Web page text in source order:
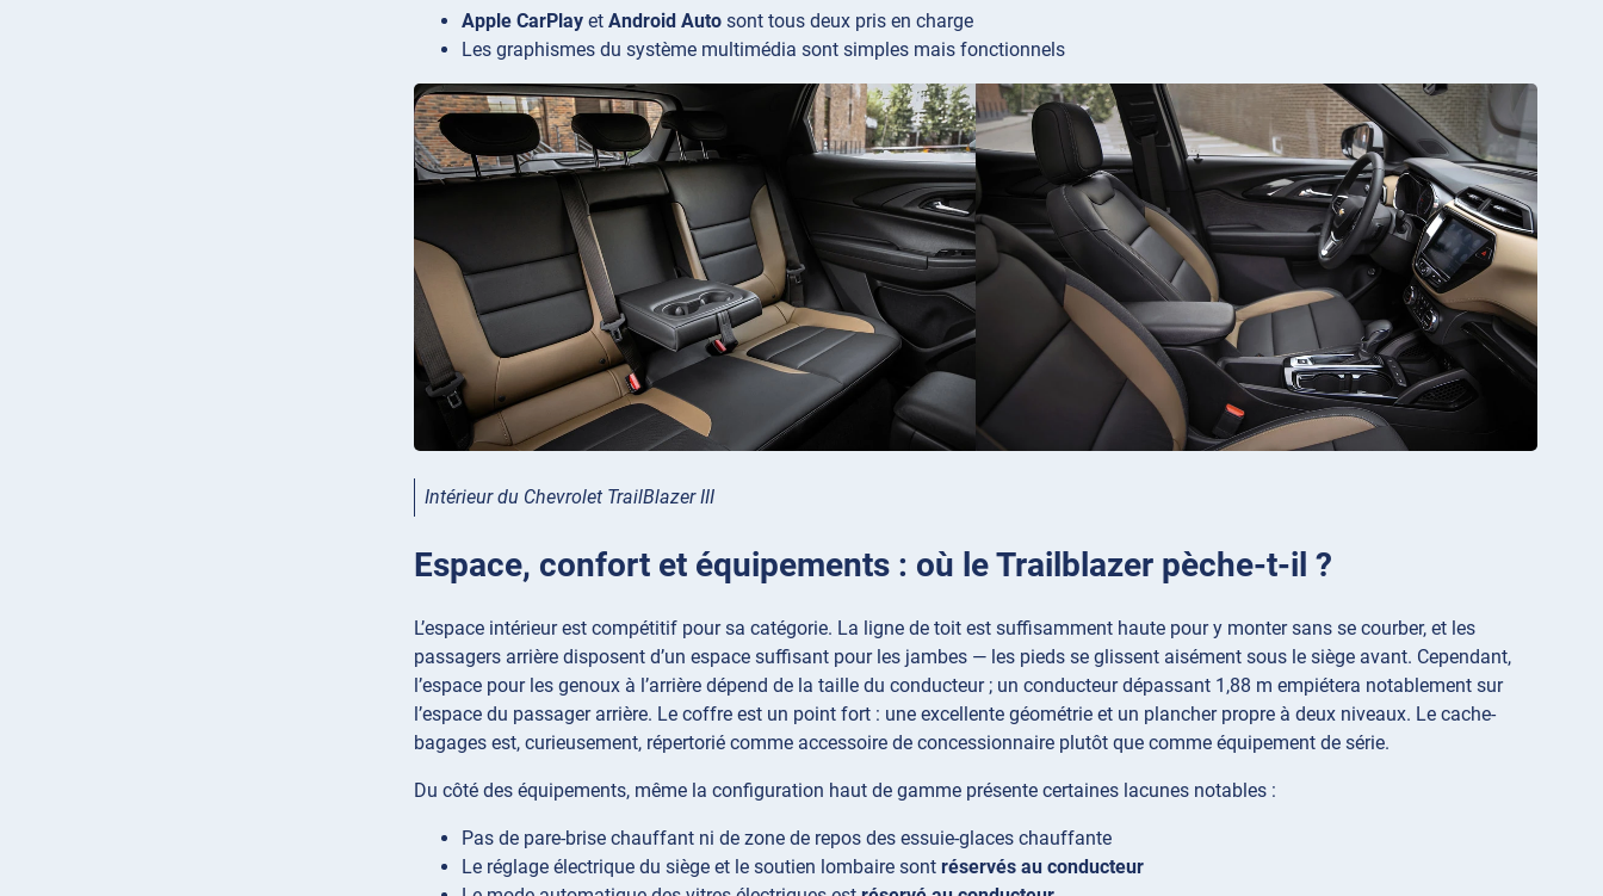
Apple CarPlay et Android Auto sont tous deux pris en charge
Les graphismes du système multimédia sont simples mais fonctionnels
Intérieur du Chevrolet TrailBlazer III
Espace, confort et équipements : où le Trailblazer pèche-t-il ?
L’espace intérieur est compétitif pour sa catégorie. La ligne de toit est suffisamment haute pour y monter sans se courber, et les
passagers arrière disposent d’un espace suffisant pour les jambes — les pieds se glissent aisément sous le siège avant. Cependant,
l’espace pour les genoux à l’arrière dépend de la taille du conducteur ; un conducteur dépassant 1,88 m empiétera notablement sur
l’espace du passager arrière. Le coffre est un point fort : une excellente géométrie et un plancher propre à deux niveaux. Le cache-
bagages est, curieusement, répertorié comme accessoire de concessionnaire plutôt que comme équipement de série.
Du côté des équipements, même la configuration haut de gamme présente certaines lacunes notables :
Pas de pare-brise chauffant ni de zone de repos des essuie-glaces chauffante
Le réglage électrique du siège et le soutien lombaire sont réservés au conducteur